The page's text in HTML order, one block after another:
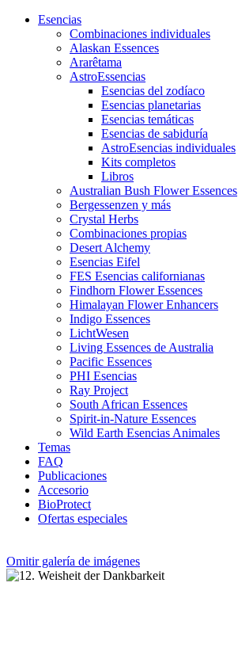
Esencias
Combinaciones individuales
Alaskan Essences
Ararêtama
AstroEssencias
Esencias del zodíaco
Esencias planetarias
Esencias temáticas
Esencias de sabiduría
AstroEsencias individuales
Kits completos
Libros
Australian Bush Flower Essences
Bergessenzen y más
Crystal Herbs
Combinaciones propias
Desert Alchemy
Esencias Eifel
FES Esencias californianas
Findhorn Flower Essences
Himalayan Flower Enhancers
Indigo Essences
LichtWesen
Living Essences de Australia
Pacific Essences
PHI Esencias
Ray Project
South African Essences
Spirit-in-Nature Essences
Wild Earth Esencias Animales
Temas
FAQ
Publicaciones
Accesorio
BioProtect
Ofertas especiales
Omitir galería de imágenes